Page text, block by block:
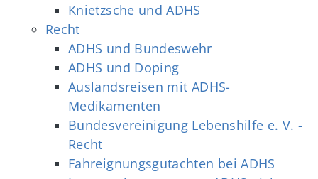
Knietzsche und ADHS
Recht
ADHS und Bundeswehr
ADHS und Doping
Auslandsreisen mit ADHS-
Medikamenten
Bundesvereinigung Lebenshilfe e. V. -
Recht
Fahreignungsgutachten bei ADHS